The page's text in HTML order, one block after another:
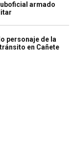
armado
personaje de la
en Cañete